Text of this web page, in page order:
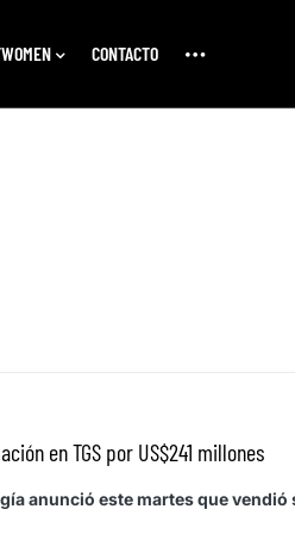
CONTACTO
en TGS por US$241 millones
anunció este martes que